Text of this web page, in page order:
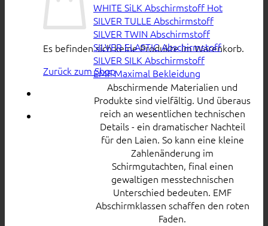
Es befinden sich keine Produkte im Warenkorb.
Zurück zum Shop
WHITE SiLK Abschirmstoff
SILVER TULLE Abschirmstoff
SILVER TWIN Abschirmstoff
SILVER ELASTIC Abschirmstoff
SILVER SILK Abschirmstoff
EMF Maximal Bekleidung
Abschirmende Materialien und
Produkte sind vielfältig. Und überaus
reich an wesentlichen technischen
Details - ein dramatischer Nachteil
für den Laien. So kann eine kleine
Zahlenänderung im
Schirmgutachten, final einen
gewaltigen messtechnischen
Unterschied bedeuten. EMF
Abschirmklassen schaffen den roten
Faden.